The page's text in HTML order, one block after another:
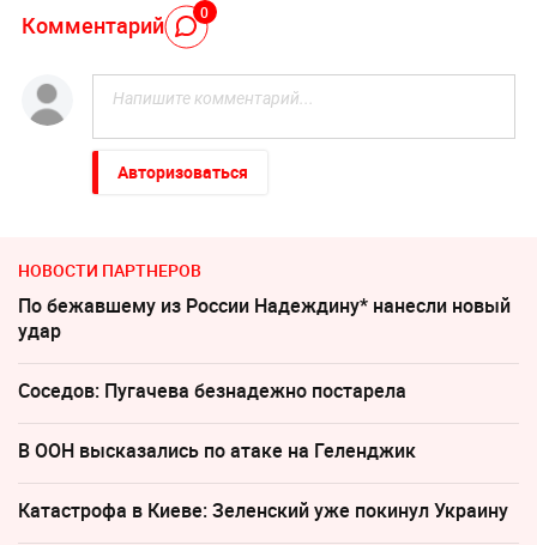
Комментарий 0
Авторизоваться
НОВОСТИ ПАРТНЕРОВ
По бежавшему из России Надеждину* нанесли новый
удар
Соседов: Пугачева безнадежно постарела
В ООН высказались по атаке на Геленджик
Катастрофа в Киеве: Зеленский уже покинул Украину